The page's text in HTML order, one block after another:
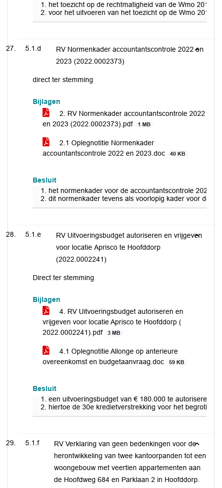
het toezicht op de rechtmatigheid van de Wmo 2015
voor het uitvoeren van het toezicht op de Wmo 2015
5.1.d
RV Normenkader accountantscontrole 2022 en
2023 (2022.0002373)
direct ter stemming
Bijlagen
2. RV Normenkader accountantscontrole 2022
en 2023 (2022.0002373).pdf
1 MB
2.1 Oplegnotitie Normenkader
accountantscontrole 2022 en 2023.doc
40 KB
Besluit
het normenkader voor de accountantscontrole 2022
dit normenkader tevens als voorlopig kader voor de
5.1.e
RV Uitvoeringsbudget autoriseren en vrijgeven
voor locatie Aprisco te Hoofddorp
(2022.0002241)
Direct ter stemming
Bijlagen
4. RV Uitvoeringsbudget autoriseren en
vrijgeven voor locatie Aprisco te Hoofddorp (
2022.0002241).pdf
3 MB
4.1 Oplegnotitie Allonge op anterieure
overeenkomst en budgetaanvraag.doc
59 KB
Besluit
een uitvoeringsbudget van € 180.000 te autoriseren
hiertoe de 30e kredietverstrekking voor het
5.1.f
RV Verklaring van geen bedenkingen voor de
herontwikkeling van twee kantoorpanden tot een
woongebouw met veertien appartementen aan
de Hoofdweg 684 en Parklaan 2 in Hoofddorp.